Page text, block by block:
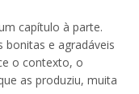
capítulo à parte.
bonitas e agradáveis
o contexto, o
as produziu, muita